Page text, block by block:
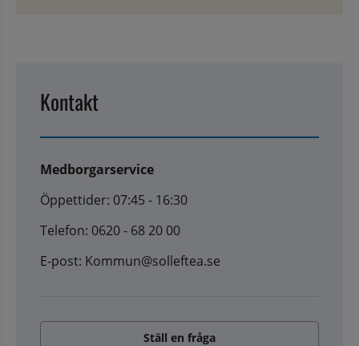
Kontakt
Medborgarservice
Öppettider: 07:45 - 16:30
Telefon: 0620 - 68 20 00
E-post: Kommun@solleftea.se
Ställ en fråga